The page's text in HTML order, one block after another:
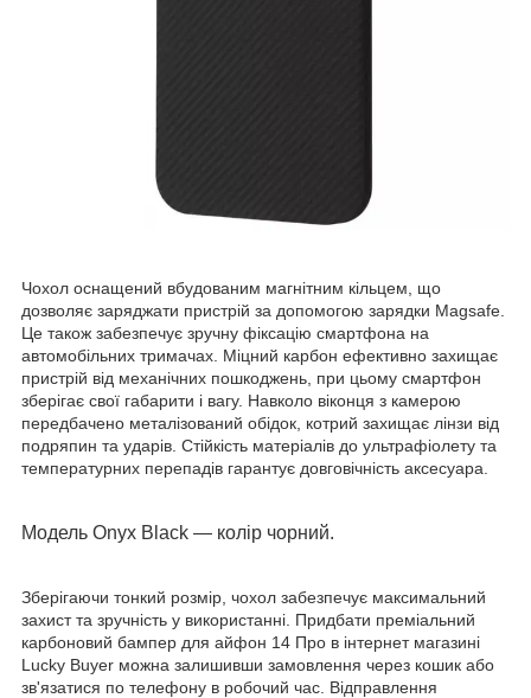
Чохол оснащений вбудованим магнітним кільцем, що
дозволяє заряджати пристрій за допомогою зарядки Magsafe.
Це також забезпечує зручну фіксацію смартфона на
автомобільних тримачах. Міцний карбон ефективно захищає
пристрій від механічних пошкоджень, при цьому смартфон
зберігає свої габарити і вагу. Навколо віконця з камерою
передбачено металізований обідок, котрий захищає лінзи від
подряпин та ударів. Стійкість матеріалів до ультрафіолету та
температурних перепадів гарантує довговічність аксесуара.
Модель Onyx Black — колір чорний.
Зберігаючи тонкий розмір, чохол забезпечує максимальний
захист та зручність у використанні. Придбати преміальний
карбоновий бампер для айфон 14 Про в інтернет магазині
Lucky Buyer можна залишивши замовлення через кошик або
зв'язатися по телефону в робочий час. Відправлення